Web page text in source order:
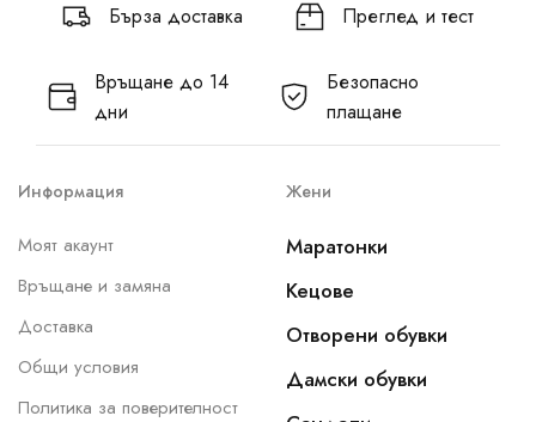
Бърза доставка Преглед и тест
Връщане до 14
дни
Безопасно
плащане
Информация
Моят акаунт
Връщане и замяна
Доставка
Общи условия
Политика за поверителност
Жени
Маратонки
Кецове
Отворени обувки
Дамски обувки